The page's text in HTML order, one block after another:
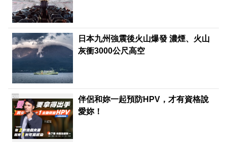
日本九州強震後火山爆發 濃煙、火山
灰衝3000公尺高空
伴侶和妳一起預防HPV，才有資格說
愛妳！
PR